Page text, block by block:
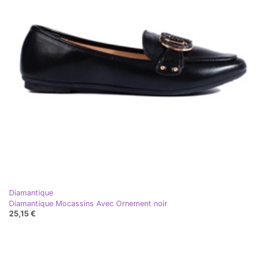
Diamantique
Diamantique Mocassins Avec Ornement noir
25,15 €